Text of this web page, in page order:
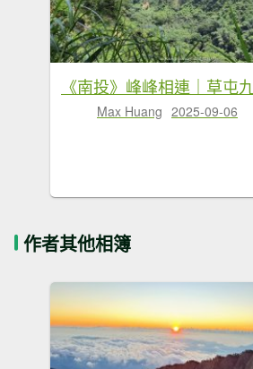
Max Huang 2025-09-06
作者其他相簿